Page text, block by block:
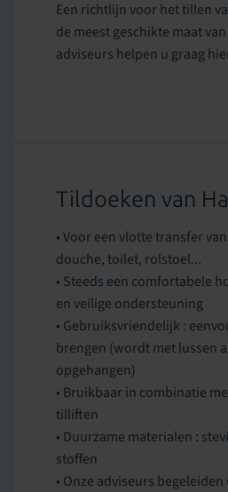
Een richtlijn voor het tillen
de meest geschikte maat
adviseurs helpen u graag
Tildoeken van
• Voor een vlotte transfer
douche, toilet, rolstoel...
• Steeds een comfortabele
en veilige ondersteuning
• Gebruiksvriendelijk :
brengen (wordt met lussen
opgehangen)
• Bruikbaar in combinatie
tilliften
• Duurzame materialen :
stoffen
• Onze adviseurs